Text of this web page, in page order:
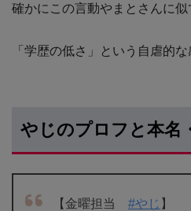
確かにこの言動やまとさんに似
「学歴の低さ」という自虐的な
やじのプロフと本名
【金曜担当 #やじ 】